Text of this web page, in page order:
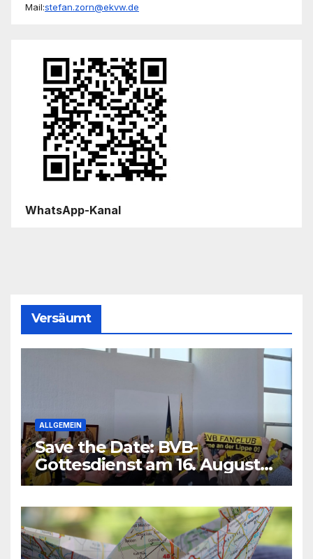
Mail:stefan.zorn@ekvw.de
WhatsApp-Kanal
Versäumt
ALLGEMEIN
Save the Date: BVB-
Gottesdienst am 16. August
2026